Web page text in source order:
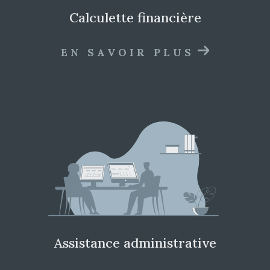
calculette financière
EN SAVOIR PLUS
assistance administrative